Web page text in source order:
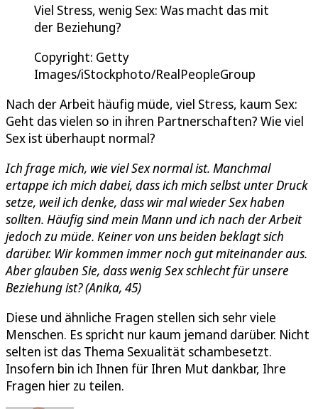
Viel Stress, wenig Sex: Was macht das mit
der Beziehung?
Copyright: Getty
Images/iStockphoto/RealPeopleGroup
Nach der Arbeit häufig müde, viel Stress, kaum Sex:
Geht das vielen so in ihren Partnerschaften? Wie viel
Sex ist überhaupt normal?
Ich frage mich, wie viel Sex normal ist. Manchmal
ertappe ich mich dabei, dass ich mich selbst unter Druck
setze, weil ich denke, dass wir mal wieder Sex haben
sollten. Häufig sind mein Mann und ich nach der Arbeit
jedoch zu müde. Keiner von uns beiden beklagt sich
darüber. Wir kommen immer noch gut miteinander aus.
Aber glauben Sie, dass wenig Sex schlecht für unsere
Beziehung ist? (Anika, 45)
Diese und ähnliche Fragen stellen sich sehr viele
Menschen. Es spricht nur kaum jemand darüber. Nicht
selten ist das Thema Sexualität schambesetzt.
Insofern bin ich Ihnen für Ihren Mut dankbar, Ihre
Fragen hier zu teilen.